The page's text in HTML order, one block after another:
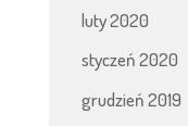
luty 2020
styczeń 2020
grudzień 2019